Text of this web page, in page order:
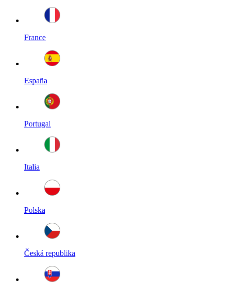
France
España
Portugal
Italia
Polska
Česká republika